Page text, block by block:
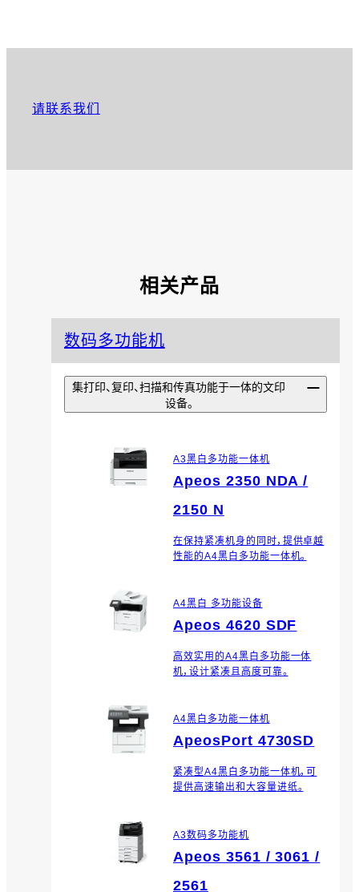
请联系我们
相关产品
数码多功能机
集打印、复印、扫描和传真功能于一体的文印
设备。
A3黑白多功能一体机
Apeos 2350 NDA /
2150 N
在保持紧凑机身的同时，提供卓越
性能的A4黑白多功能一体机。
A4黑白 多功能设备
Apeos 4620 SDF
高效实用的A4黑白多功能一体
机，设计紧凑且高度可靠。
A4黑白多功能一体机
ApeosPort 4730SD
紧凑型A4黑白多功能一体机，可
提供高速输出和大容量进纸。
A3数码多功能机
Apeos 3561 / 3061 /
2561